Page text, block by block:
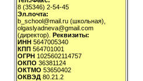
8 (35346) 2-54-45
Эл.почта:
b_school@mail.ru (школьная),
olgaslyadneva@gmail.com
(директор). Реквизиты:
ИНН 5647005340
КПП 564701001
ОГРН 1025602114757
ОКПО 36381124
ОКТМО 53650402
ОКВЭД 80.21.2